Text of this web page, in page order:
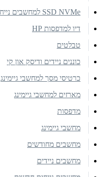
SSD NVMe למחשבים נייחים וניידים
דיו למדפסות HP
טבלטים
כוננים ניידים ודיסק און קי
כרטיסי מסך למחשבי גיימינג
מארזים למחשבי גיימינג
מדפסות
מחשבי גיימינג
מחשבים מחודשים
מחשבים ניידים